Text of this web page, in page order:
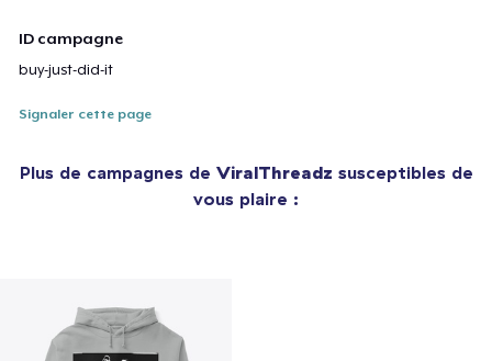
ID campagne
buy-just-did-it
Signaler cette page
Plus de campagnes de ViralThreadz susceptibles de
vous plaire :